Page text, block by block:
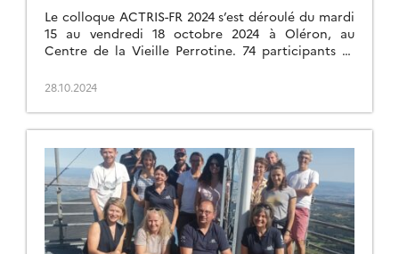
Le colloque ACTRIS-FR 2024 s’est déroulé du mardi
15 au vendredi 18 octobre 2024 à Oléron, au
Centre de la Vieille Perrotine. 74 participants se
28.10.2024